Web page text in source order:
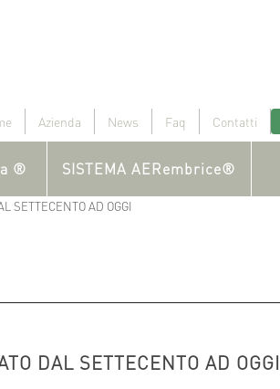
Azienda News Faq Contatti
® SISTEMA AERembrice®
SETTECENTO AD OGGI
DAL SETTECENTO AD OGGI